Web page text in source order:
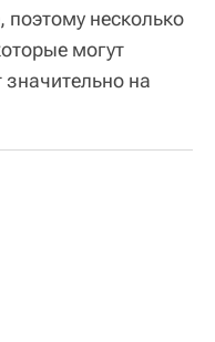
поэтому несколько
могут
на